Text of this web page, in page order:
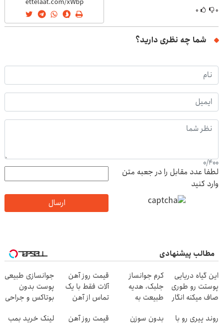
۰ ۰
شما چه نظری دارید؟
0/400
لطفا عدد مقابل را در جعبه متن
وارد کنید
ارسال
مطالب پیشنهادی
این گیاه دریایی
پوستت رو طوری
صاف میکنه انگار
شدی🔥
کرم جوانساز
جلبک، هدیه
طبیعت به
تخفیف ویژه)
قیمت روز آهن
آلات فقط با یک
تماس از آهن
جوانسازی طبیعی
پوست بدون
بوتاکس و جراحی
تخفیف ویژه
روند پیری رو با بدون سوزن قیمت روز آهن لینک خرید بمب